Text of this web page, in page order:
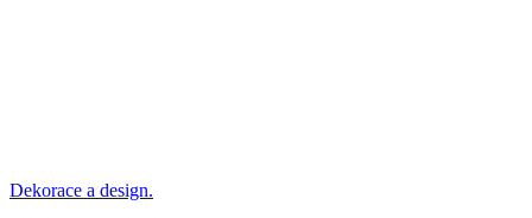
Dekorace a design.